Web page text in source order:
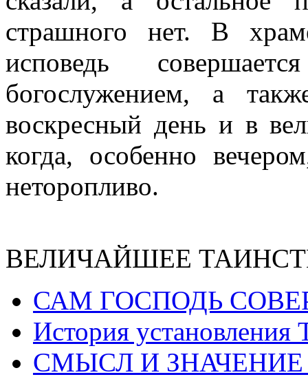
страшного нет. В
исповедь
богослужением, а
воскресный день и в
когда, особенно
неторопливо.
ВЕЛИЧАЙШЕЕ
САМ ГОСПОДЬ
История установления
СМЫСЛ И